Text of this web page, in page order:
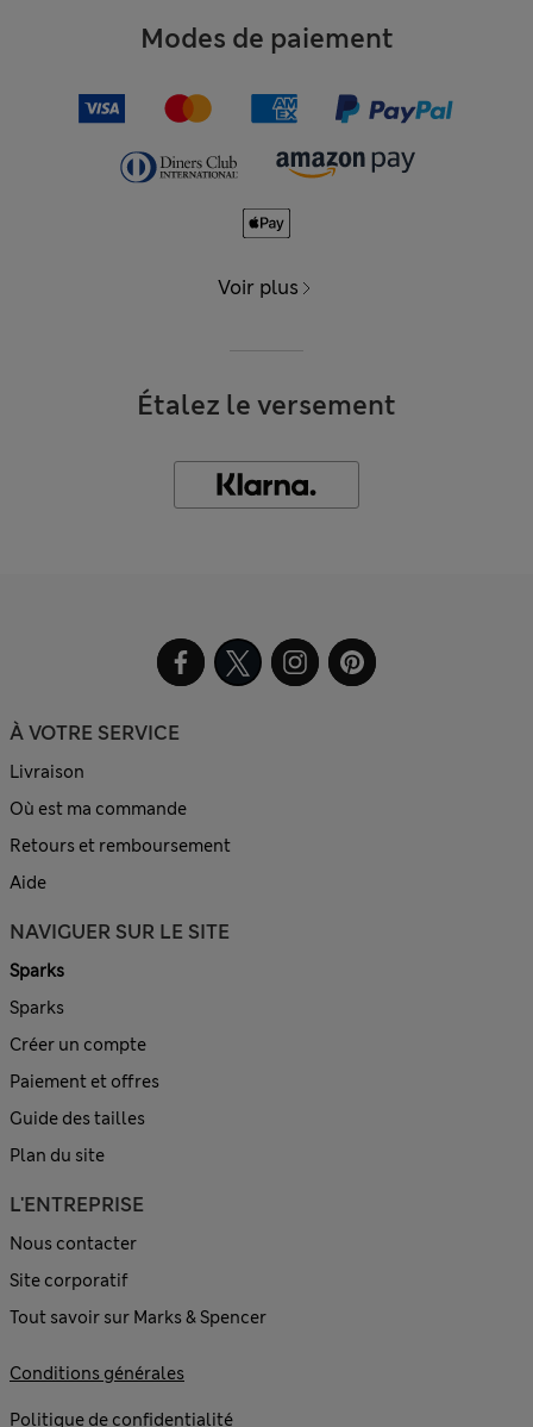
Modes de paiement
Voir plus
Étalez le versement
À VOTRE SERVICE
Livraison
Où est ma commande
Retours et remboursement
Aide
NAVIGUER SUR LE SITE
Sparks
Sparks
Créer un compte
Paiement et offres
Guide des tailles
Plan du site
L'ENTREPRISE
Nous contacter
Site corporatif
Tout savoir sur Marks & Spencer
Conditions générales
Politique de confidentialité